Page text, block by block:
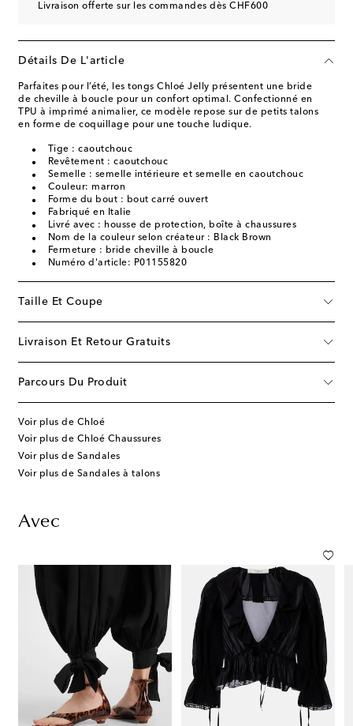
Livraison offerte sur les commandes dès CHF600
Détails De L'article
Parfaites pour l’été, les tongs Chloé Jelly présentent une bride
de cheville à boucle pour un confort optimal. Confectionné en
TPU à imprimé animalier, ce modèle repose sur de petits talons
en forme de coquillage pour une touche ludique.
Tige : caoutchouc
Revêtement : caoutchouc
Semelle : semelle intérieure et semelle en caoutchouc
Couleur: marron
Forme du bout : bout carré ouvert
Fabriqué en Italie
Livré avec : housse de protection, boîte à chaussures
Nom de la couleur selon créateur : Black Brown
Fermeture : bride cheville à boucle
Numéro d'article: P01155820
Taille Et Coupe
Livraison Et Retour Gratuits
Parcours Du Produit
Voir plus de Chloé
Voir plus de Chloé Chaussures
Voir plus de Sandales
Voir plus de Sandales à talons
Avec